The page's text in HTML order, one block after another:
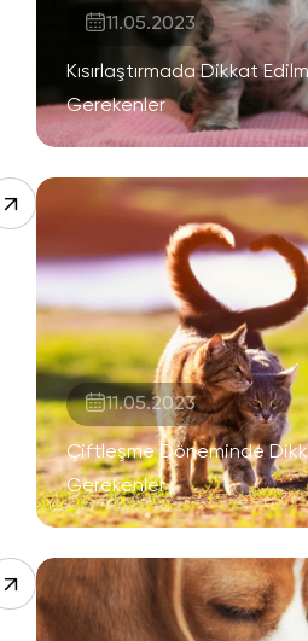
11.05.2023
Kısırlaştırmada Dikkat
Gerekenler
11.05.2023
Çiftleşme Döneminde
Gerekenler